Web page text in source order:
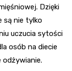
Dzięki
są nie tylko
uczucia sytości
osób na diecie
odżywianie.